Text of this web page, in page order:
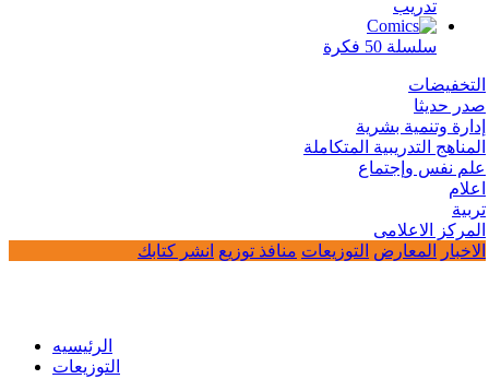
تدريب
سلسلة 50 فكرة
التخفيضات
صدر حديثا
إدارة وتنمية بشرية
المناهج التدريبية المتكاملة
علم نفس وإجتماع
اعلام
تربية
المركز الاعلامى
الاخبار
المعارض التوزيعات منافذ توزيع انشر كتابك
الرئيسيه
التوزيعات